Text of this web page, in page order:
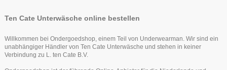
Ten Cate Unterwäsche online bestellen
Willkommen bei Ondergoedshop, einem Teil von Underwearman. Wir sind ein
unabhängiger Händler von Ten Cate Unterwäsche und stehen in keiner
Verbindung zu L. ten Cate B.V.